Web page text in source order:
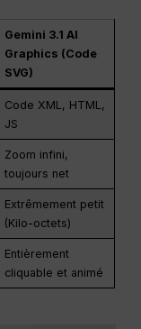
Gemini 3.1 AI
Graphics (Code
SVG)
Code XML, HTML,
JS
Zoom infini,
toujours net
Extrêmement petit
(Kilo-octets)
Entièrement
cliquable et animé